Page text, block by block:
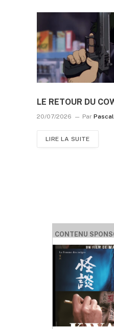
LE RETOUR DU
20/07/2026 Par
LIRE LA SUITE
CONTENU